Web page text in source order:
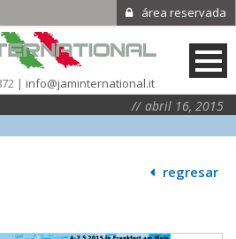
área reservada
| info@jaminternational.it
abril 16, 2015
regresar